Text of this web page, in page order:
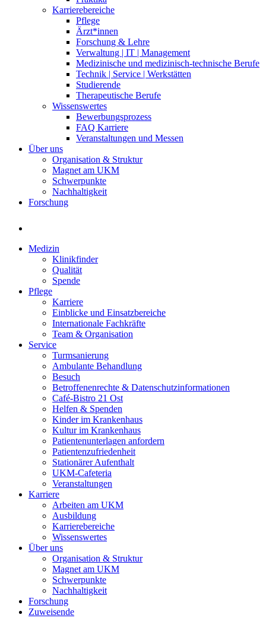
Karrierebereiche
Pflege
Ärzt*innen
Forschung & Lehre
Verwaltung | IT | Management
Medizinische und medizinisch-technische Berufe
Technik | Service | Werkstätten
Studierende
Therapeutische Berufe
Wissenswertes
Bewerbungsprozess
FAQ Karriere
Veranstaltungen und Messen
Über uns
Organisation & Struktur
Magnet am UKM
Schwerpunkte
Nachhaltigkeit
Forschung
Medizin
Klinikfinder
Qualität
Spende
Pflege
Karriere
Einblicke und Einsatzbereiche
Internationale Fachkräfte
Team & Organisation
Service
Turmsanierung
Ambulante Behandlung
Besuch
Betroffenenrechte & Datenschutzinformationen
Café-Bistro 21 Ost
Helfen & Spenden
Kinder im Krankenhaus
Kultur im Krankenhaus
Patientenunterlagen anfordern
Patientenzufriedenheit
Stationärer Aufenthalt
UKM-Cafeteria
Veranstaltungen
Karriere
Arbeiten am UKM
Ausbildung
Karrierebereiche
Wissenswertes
Über uns
Organisation & Struktur
Magnet am UKM
Schwerpunkte
Nachhaltigkeit
Forschung
Zuweisende